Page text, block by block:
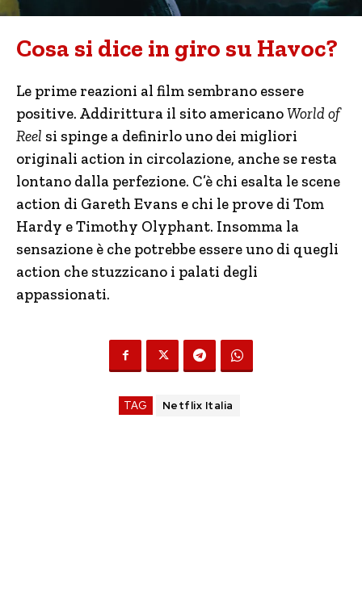
Cosa si dice in giro su Havoc?
Le prime reazioni al film sembrano essere
positive. Addirittura il sito americanoWorld of
Reel si spinge a definirlo uno dei migliori
originali action in circolazione, anche se resta
lontano dalla perfezione. C’è chi esalta le scene
action di Gareth Evans e chi le prove di Tom
Hardy e Timothy Olyphant. Insomma la
sensazione è che potrebbe essere uno di quegli
action che stuzzicano i palati degli
appassionati.
TAG Netflix Italia